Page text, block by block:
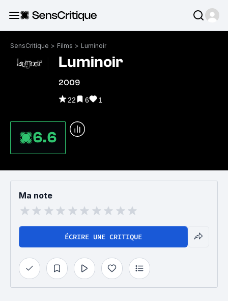
SensCritique > Films > Luminoir
Luminoir
2009
22 6 1
6.6
Ma note
ÉCRIRE UNE CRITIQUE